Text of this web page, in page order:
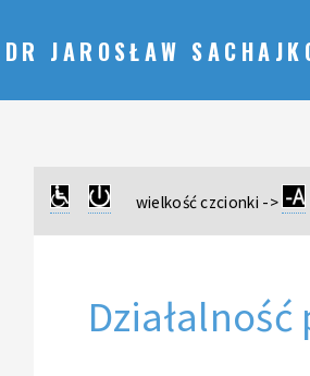
DR JAROSŁAW
wielkość czcionki ->
Działalność